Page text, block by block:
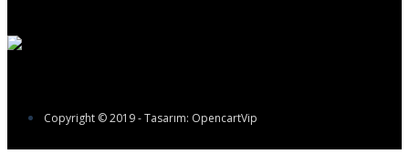
Copyright © 2019 - Tasarım: OpencartVip